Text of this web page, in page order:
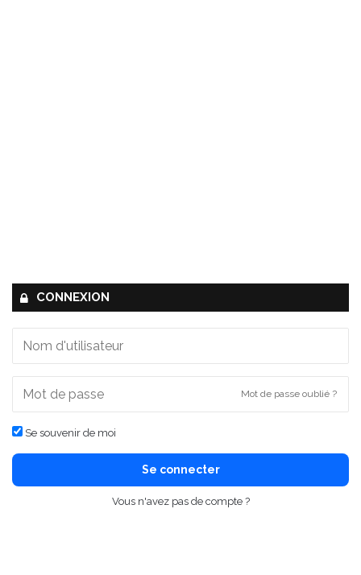
CONNEXION
Mot de passe oublié ?
Se souvenir de moi
Se connecter
Vous n'avez pas de compte ?